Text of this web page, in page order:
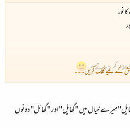
نور
کم پڑ جاتے ہیں
میں اگر درستی ہو جائے تو --
کے لیے کلک کریں۔۔۔
میرے خیال میں "گھایل" اور "گھائل" دونوں